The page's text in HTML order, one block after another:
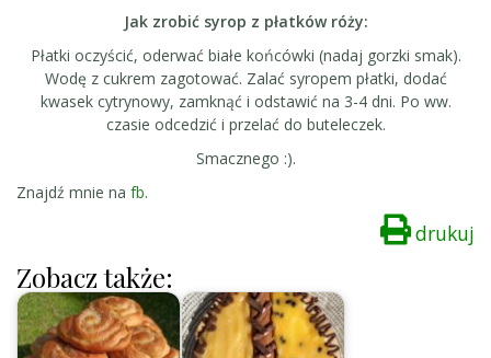
Jak zrobić syrop z płatków róży:
Płatki oczyścić, oderwać białe końcówki (nadaj gorzki smak).
Wodę z cukrem zagotować. Zalać syropem płatki, dodać
kwasek cytrynowy, zamknąć i odstawić na 3-4 dni. Po ww.
czasie odcedzić i przelać do buteleczek.
Smacznego :).
Znajdź mnie na fb.
drukuj
Zobacz także: